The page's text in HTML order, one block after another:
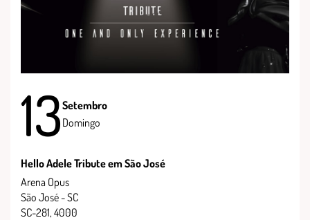
13Setembro
Domingo
Hello Adele Tribute em São José
Arena Opus
São José - SC
SC-281, 4000